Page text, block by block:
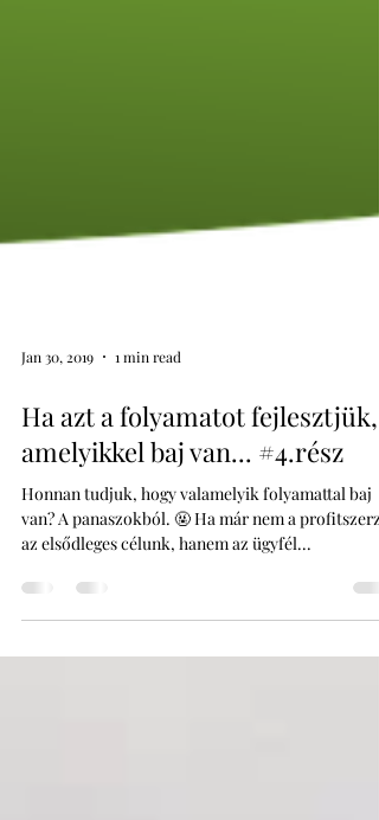
Jan 30, 2019 1 min read
Ha azt a folyamatot fejlesztjük,
amelyikkel baj van... #4.rész
van? A panaszokból. 🤬 Ha már nem a
az elsődleges célunk, hanem az ügyfél...